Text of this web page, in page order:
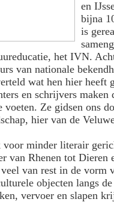
en
bijna
is
het IVN.
van nationale
wat hen hier heeft
en schrijvers maken
voeten. Ze gidsen ons
hier van de
voor minder literair
van Rhenen tot Dieren
van rest in de vorm
objecten langs
vervoer en slapen